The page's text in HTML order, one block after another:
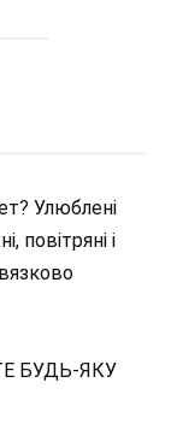
Улюблені
повітряні і
БУДЬ-ЯКУ